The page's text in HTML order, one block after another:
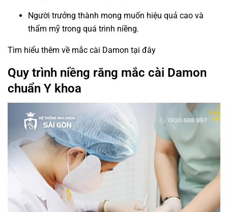
Người trưởng thành mong muốn hiệu quả cao và
thẩm mỹ trong quá trình niềng.
Tìm hiểu thêm về mắc cài Damon tại đây
Quy trình niềng răng mắc cài Damon
chuẩn Y khoa